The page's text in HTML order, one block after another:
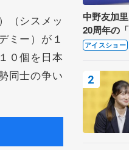
（シスメッ
ミー）が１
０個を日本
同士の争い
中野友加
20周年の
さん、有
アイスショー